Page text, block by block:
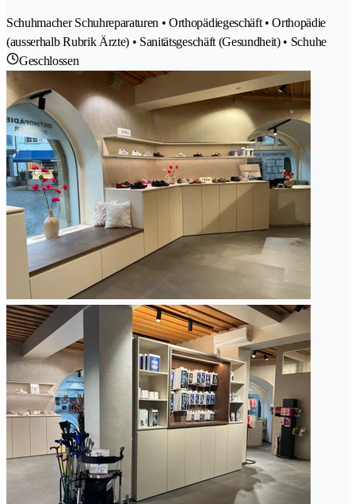
Schuhmacher Schuhreparaturen • Orthopädiegeschäft • Orthopädie
(ausserhalb Rubrik Ärzte) • Sanitätsgeschäft (Gesundheit) • Schuhe
Geschlossen